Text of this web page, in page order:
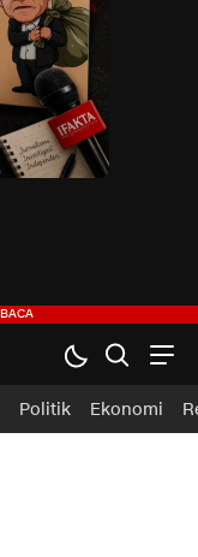
Politik Ekonomi